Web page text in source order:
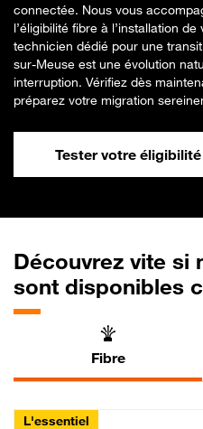
connectée. Nous vous
l’éligibilité fibre à l’installation
technicien dédié pour une
sur-Meuse est une évolution
interruption. Vérifiez dès
préparez votre migration
Tester votre éligibilité
Découvrez vite si
sont disponibles
Fibre
L'essentiel